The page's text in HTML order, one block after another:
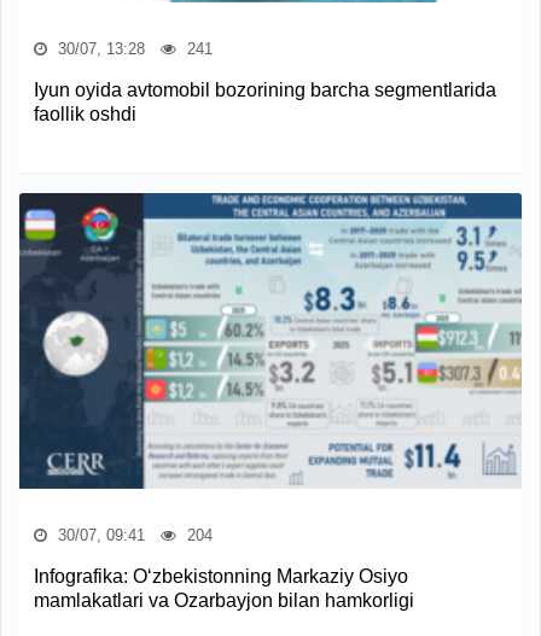
30/07, 13:28 241
Iyun oyida avtomobil bozorining barcha segmentlarida
faollik oshdi
30/07, 09:41 204
Infografika: O‘zbekistonning Markaziy Osiyo
mamlakatlari va Ozarbayjon bilan hamkorligi